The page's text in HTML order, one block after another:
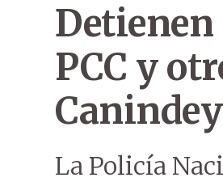
PCC y
La Policía